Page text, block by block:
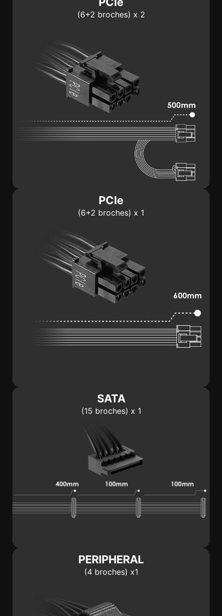
(6+2 broches) x 2
PCIe
(6+2 broches) x 1
SATA
(15 broches) x 1
PERIPHERAL
(4 broches) x1